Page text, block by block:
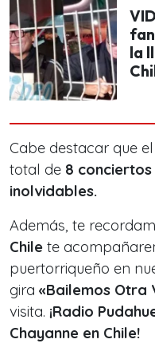
la
Cabe destacar que
total de 8
inolvidables.
Además, te
Chile te
puertorriqueño en
gira «Bailemos Otra
visita. ¡Radio
Chayanne en Chile!